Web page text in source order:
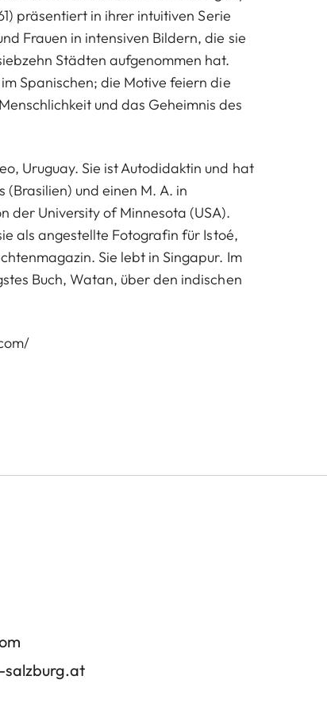
präsentiert in ihrer intuitiven Serie
Frauen in intensiven Bildern, die sie
Städten aufgenommen hat.
Spanischen; die Motive feiern die
und das Geheimnis des
Uruguay. Sie ist Autodidaktin und hat
(Brasilien) und einen M. A. in
der University of Minnesota (USA).
als angestellte Fotografin für Istoé,
Sie lebt in Singapur. Im
Buch, Watan, über den indischen